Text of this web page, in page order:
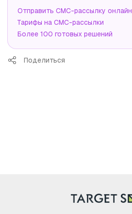
Отправить СМС-рассылку онлайн
Тарифы на СМС-рассылки
Более 100 готовых решений
Поделиться